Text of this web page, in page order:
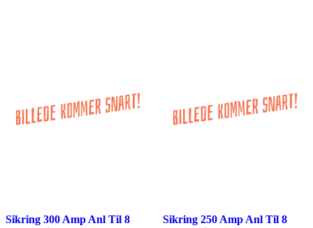
Sikring 300 Amp Anl Til 8
Sikring 250 Amp Anl Til 8